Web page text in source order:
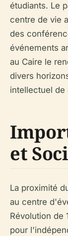
étudiants. Le
centre de vie
des
événements
au Caire le
divers
intellectuel de
et
La proximité
au centre
Révolution de
pour